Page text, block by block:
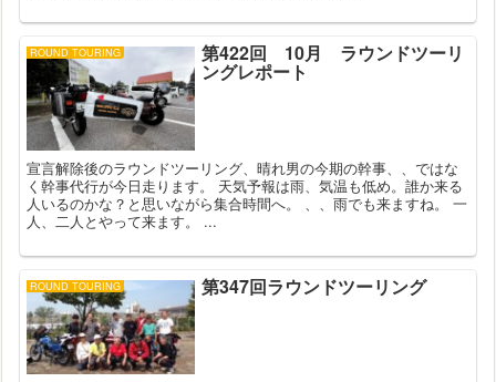
ROUND TOURING 第422回 10月 ラウンドツーリ
ングレポート
宣言解除後のラウンドツーリング、晴れ男の今期の幹事、、ではな
く幹事代行が今日走ります。 天気予報は雨、気温も低め。誰か来る
人いるのかな？と思いながら集合時間へ。 、、雨でも来ますね。 一
人、二人とやって来ます。 ...
ROUND TOURING 第347回ラウンドツーリング